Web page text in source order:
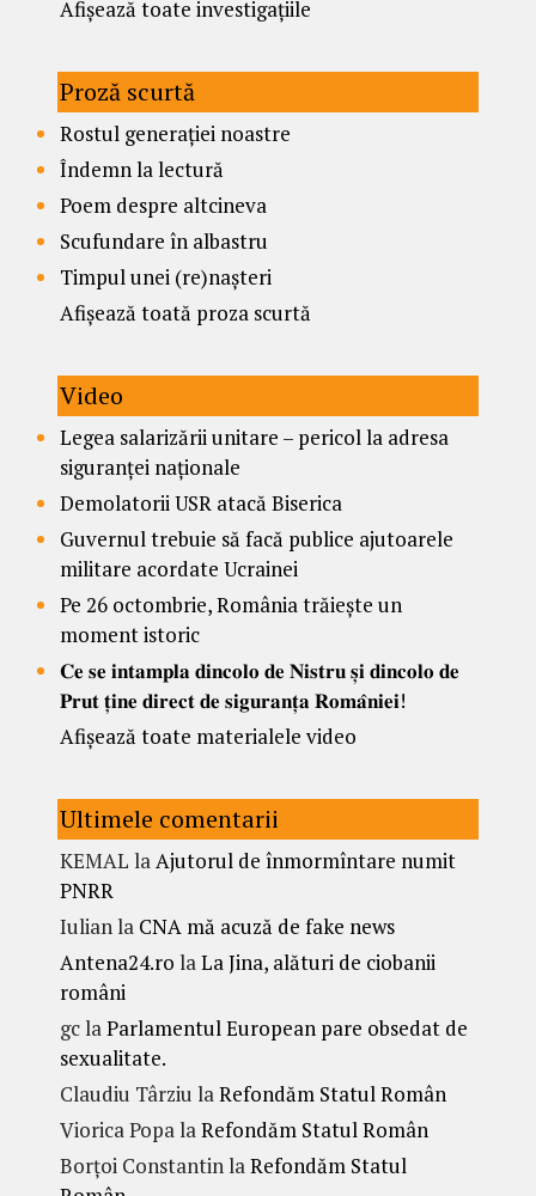
Afișează toate investigațiile
Proză scurtă
Rostul generației noastre
Îndemn la lectură
Poem despre altcineva
Scufundare în albastru
Timpul unei (re)nașteri
Afișează toată proza scurtă
Video
Legea salarizării unitare – pericol la adresa
siguranței naționale
Demolatorii USR atacă Biserica
Guvernul trebuie să facă publice ajutoarele
militare acordate Ucrainei
Pe 26 octombrie, România trăiește un
moment istoric
𝐂𝐞 𝐬𝐞 𝐢𝐧𝐭𝐚𝐦𝐩𝐥𝐚 𝐝𝐢𝐧𝐜𝐨𝐥𝐨 𝐝𝐞 𝐍𝐢𝐬𝐭𝐫𝐮 𝐬̦𝐢 𝐝𝐢𝐧𝐜𝐨𝐥𝐨 𝐝𝐞
𝐏𝐫𝐮𝐭 𝐭̦𝐢𝐧𝐞 𝐝𝐢𝐫𝐞𝐜𝐭 𝐝𝐞 𝐬𝐢𝐠𝐮𝐫𝐚𝐧𝐭̦𝐚 𝐑𝐨𝐦𝐚̂𝐧𝐢𝐞𝐢!
Afișează toate materialele video
Ultimele comentarii
KEMAL laAjutorul de înmormîntare numit
PNRR
Iulianla CNA mă acuză de fake news
Antena24.ro laLa Jina, alături de ciobanii
români
gclaParlamentul European pare obsedat de
sexualitate.
Claudiu Târziu laRefondăm Statul Român
Viorica PopalaRefondăm Statul Român
Borțoi ConstantinlaRefondăm Statul